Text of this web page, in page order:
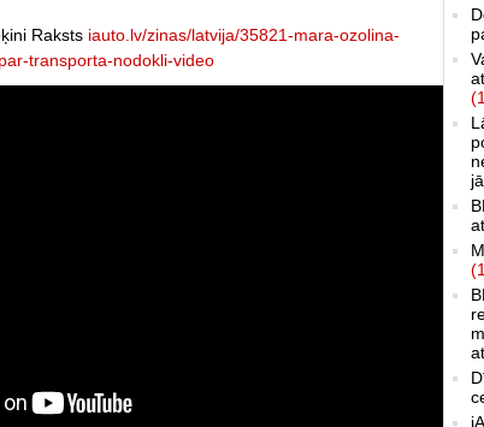
Raksts iauto.lv/zinas/latvija/35821-mara-ozolina-
transporta-nodokli-video